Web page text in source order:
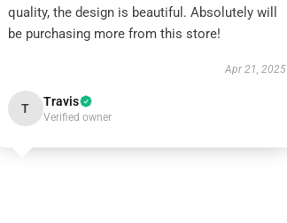
quality, the design is beautiful. Absolutely will
be purchasing more from this store!
Apr 21, 2025
T Travis
Verified owner